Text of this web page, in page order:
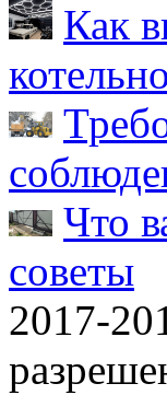
Как
Что
советы
2017-